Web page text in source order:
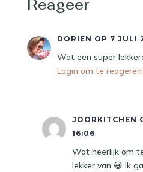
Reageer
DORIEN OP 7 JULI
Wat een super
Login om te reageren
JOORKITCHEN
16:06
Wat heerlijk om
lekker van 😀 Ik